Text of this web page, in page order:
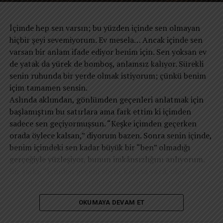
Belki de asıl mesele teknoloji değildir. Teknoloji, insan
aklının büyük başarılarından biridir. Sorun, teknolojinin
dikkatimizi yönetmesine izin verdiğimiz noktada başlıyor.
Çünkü dikkat yalnızca zihinsel bir süreç değildir. Dikkat,
hayatın yönünü belirleyen pusuladır. Neye dikkat
ediyorsanız, zamanınızı oraya verirsiniz. Zamanınızı
nereye veriyorsanız, hayatınızı da oraya verirsiniz. Ve
hayatınızı nereye verdiyseniz, sonunda kim olduğunuzu
da o belirler.
Bu nedenle modern insanın en önemli mücadelesi
zamana karşı değildir. Dikkatine sahip çıkabilme
mücadelesidir. Çünkü geleceğin en özgür insanları, en
fazla bilgiye sahip olanlar değil; dikkatini koruyabilenler
Zamanınızı nereye veriyorsanız, hayatınızı da oraya
verirsiniz.”
içinde “kendimiz” kalabilmenin ve öz saygımızı
koruyabilmenin en büyük başarı olduğudur.
İçimde hep sen varsın; bu yüzden içinde sen olmayan
hiçbir şeyi sevemiyorum. Ev mesela… Ancak içinde sen
varsan bir anlam ifade ediyor benim için. Sen yoksan ev
de yatak da yürek de bomboş, anlamsız kalıyor. Sürekli
senin ruhunda bir yerde olmak istiyorum; çünkü benim
içim tamamen sensin.
​Aslında aklımdan, gönlümden geçenleri anlatmak için
başlamıştım bu satırlara ama fark ettim ki içimden
sadece sen geçiyormuşsun. “Keşke içimden geçerken
orada öylece kalsan,” diyorum bazen. Sonra senin içinde,
benim içimdeki sen kadar büyük bir “ben” olmadığı
gerçeğiyle yüzleşiyor, bunun imkânsızlığını anlıyorum.
hariç… İçimde saklamak istediğim tek şey sensin ama sen
sadece oradasın, derinlerimde. Ne olurdu sanki dışımda
OKUMAYA DEVAM ET